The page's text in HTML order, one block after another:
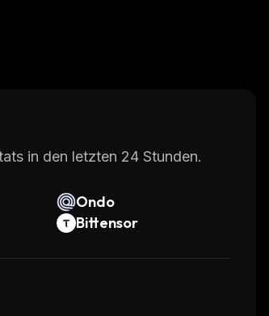
in den letzten 24 Stunden.
Ondo
Bittensor